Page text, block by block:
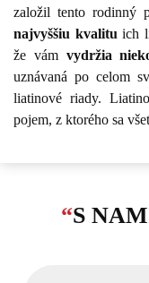
založil tento rodinný
najvyššiu kvalitu ich
že vám vydržia
uznávaná po celom
liatinové riady.
pojem, z ktorého sa
“S